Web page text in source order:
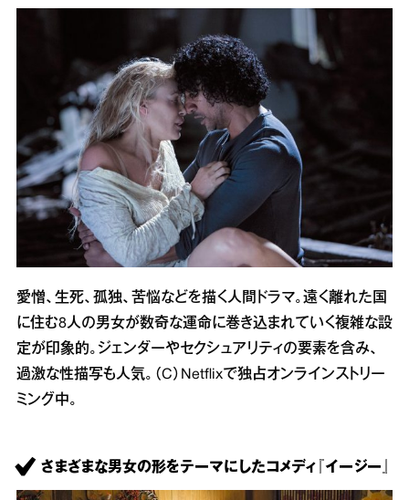
愛憎、生死、孤独、苦悩などを描く人間ドラマ。遠く離れた国
に住む8人の男女が数奇な運命に巻き込まれていく複雑な設
定が印象的。ジェンダーやセクシュアリティの要素を含み、
過激な性描写も人気。（C）Netflixで独占オンラインストリー
ミング中。
さまざまな男女の形をテーマにしたコメディ『イージー』